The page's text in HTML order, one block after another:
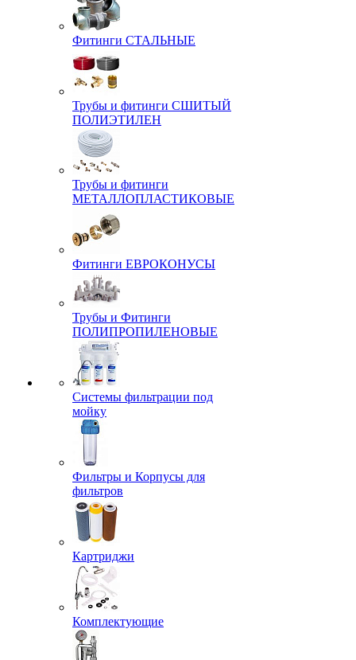
Фитинги СТАЛЬНЫЕ
Трубы и фитинги СШИТЫЙ
ПОЛИЭТИЛЕН
Трубы и фитинги
МЕТАЛЛОПЛАСТИКОВЫЕ
Фитинги ЕВРОКОНУСЫ
Трубы и Фитинги
ПОЛИПРОПИЛЕНОВЫЕ
Системы фильтрации под
мойку
Фильтры и Корпусы для
фильтров
Картриджи
Комплектующие